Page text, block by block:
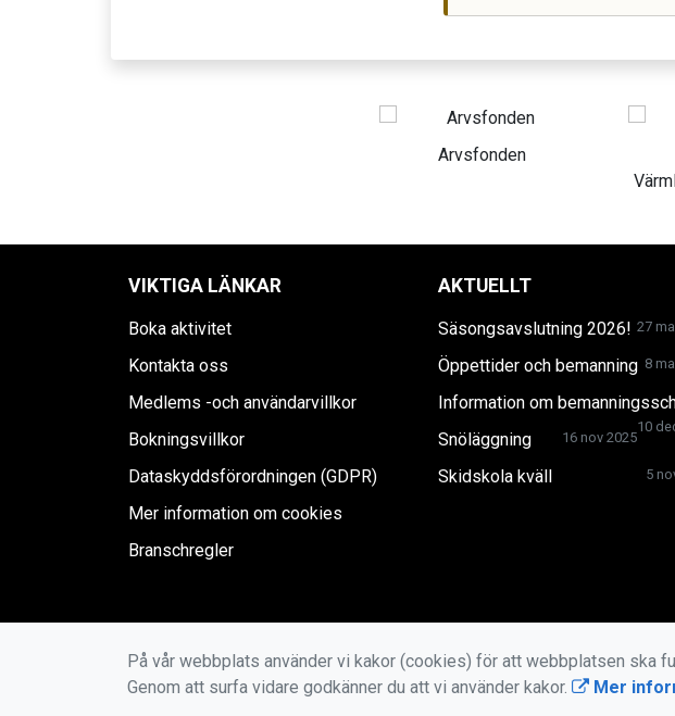
Arvsfonden
VIKTIGA LÄNKAR
Boka aktivitet
Kontakta oss
Medlems -och användarvillkor
Bokningsvillkor
Dataskyddsförordningen (GDPR)
Mer information om cookies
Branschregler
AKTUELLT
Säsongsavslutning 2026! 27
Öppettider och bemanning 8
Information om
10
Snöläggning 16 nov 2025
Skidskola kväll 5
På vår webbplats använder vi kakor (cookies) för att webbplatsen ska
Genom att surfa vidare godkänner du att vi använder kakor.
Mer